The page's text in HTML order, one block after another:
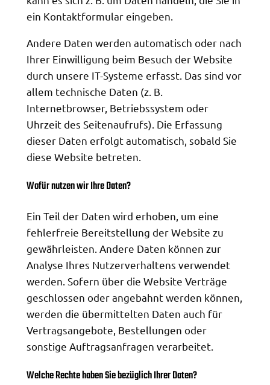
ein Kontaktformular eingeben.
Andere Daten werden automatisch oder nach
Ihrer Einwilligung beim Besuch der Website
durch unsere IT-Systeme erfasst. Das sind vor
allem technische Daten (z. B.
Internetbrowser, Betriebssystem oder
Uhrzeit des Seitenaufrufs). Die Erfassung
dieser Daten erfolgt automatisch, sobald Sie
diese Website betreten.
Wofür nutzen wir Ihre Daten?
Ein Teil der Daten wird erhoben, um eine
fehlerfreie Bereitstellung der Website zu
gewährleisten. Andere Daten können zur
Analyse Ihres Nutzerverhaltens verwendet
werden. Sofern über die Website Verträge
geschlossen oder angebahnt werden können,
werden die übermittelten Daten auch für
Vertragsangebote, Bestellungen oder
sonstige Auftragsanfragen verarbeitet.
Welche Rechte haben Sie bezüglich Ihrer Daten?